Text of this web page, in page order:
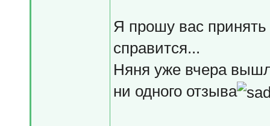
Я прошу вас принять
справится...
Няня уже вчера
ни одного отзыва